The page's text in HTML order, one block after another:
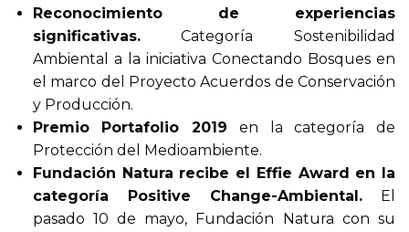
Reconocimiento de experiencias
significativas.Categoría Sostenibilidad
Ambiental a la iniciativa Conectando Bosques en
el marco del Proyecto Acuerdos de Conservación
y Producción.
Premio Portafolio 2019 en la categoría de
Protección del Medioambiente.
Fundación Natura recibe el Effie Award en la
categoría Positive Change-Ambiental.El
pasado 10 de mayo, Fundación Natura con su